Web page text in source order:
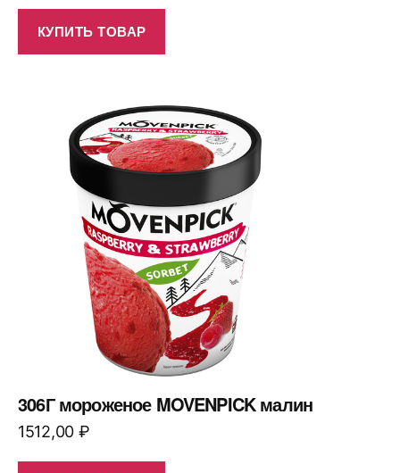
КУПИТЬ ТОВАР
306Г мороженое MOVENPICK малин
1512,00 ₽